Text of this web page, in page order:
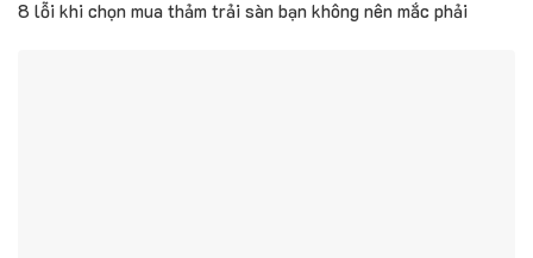
8 lỗi khi chọn mua thảm trải sàn bạn không nên mắc phải